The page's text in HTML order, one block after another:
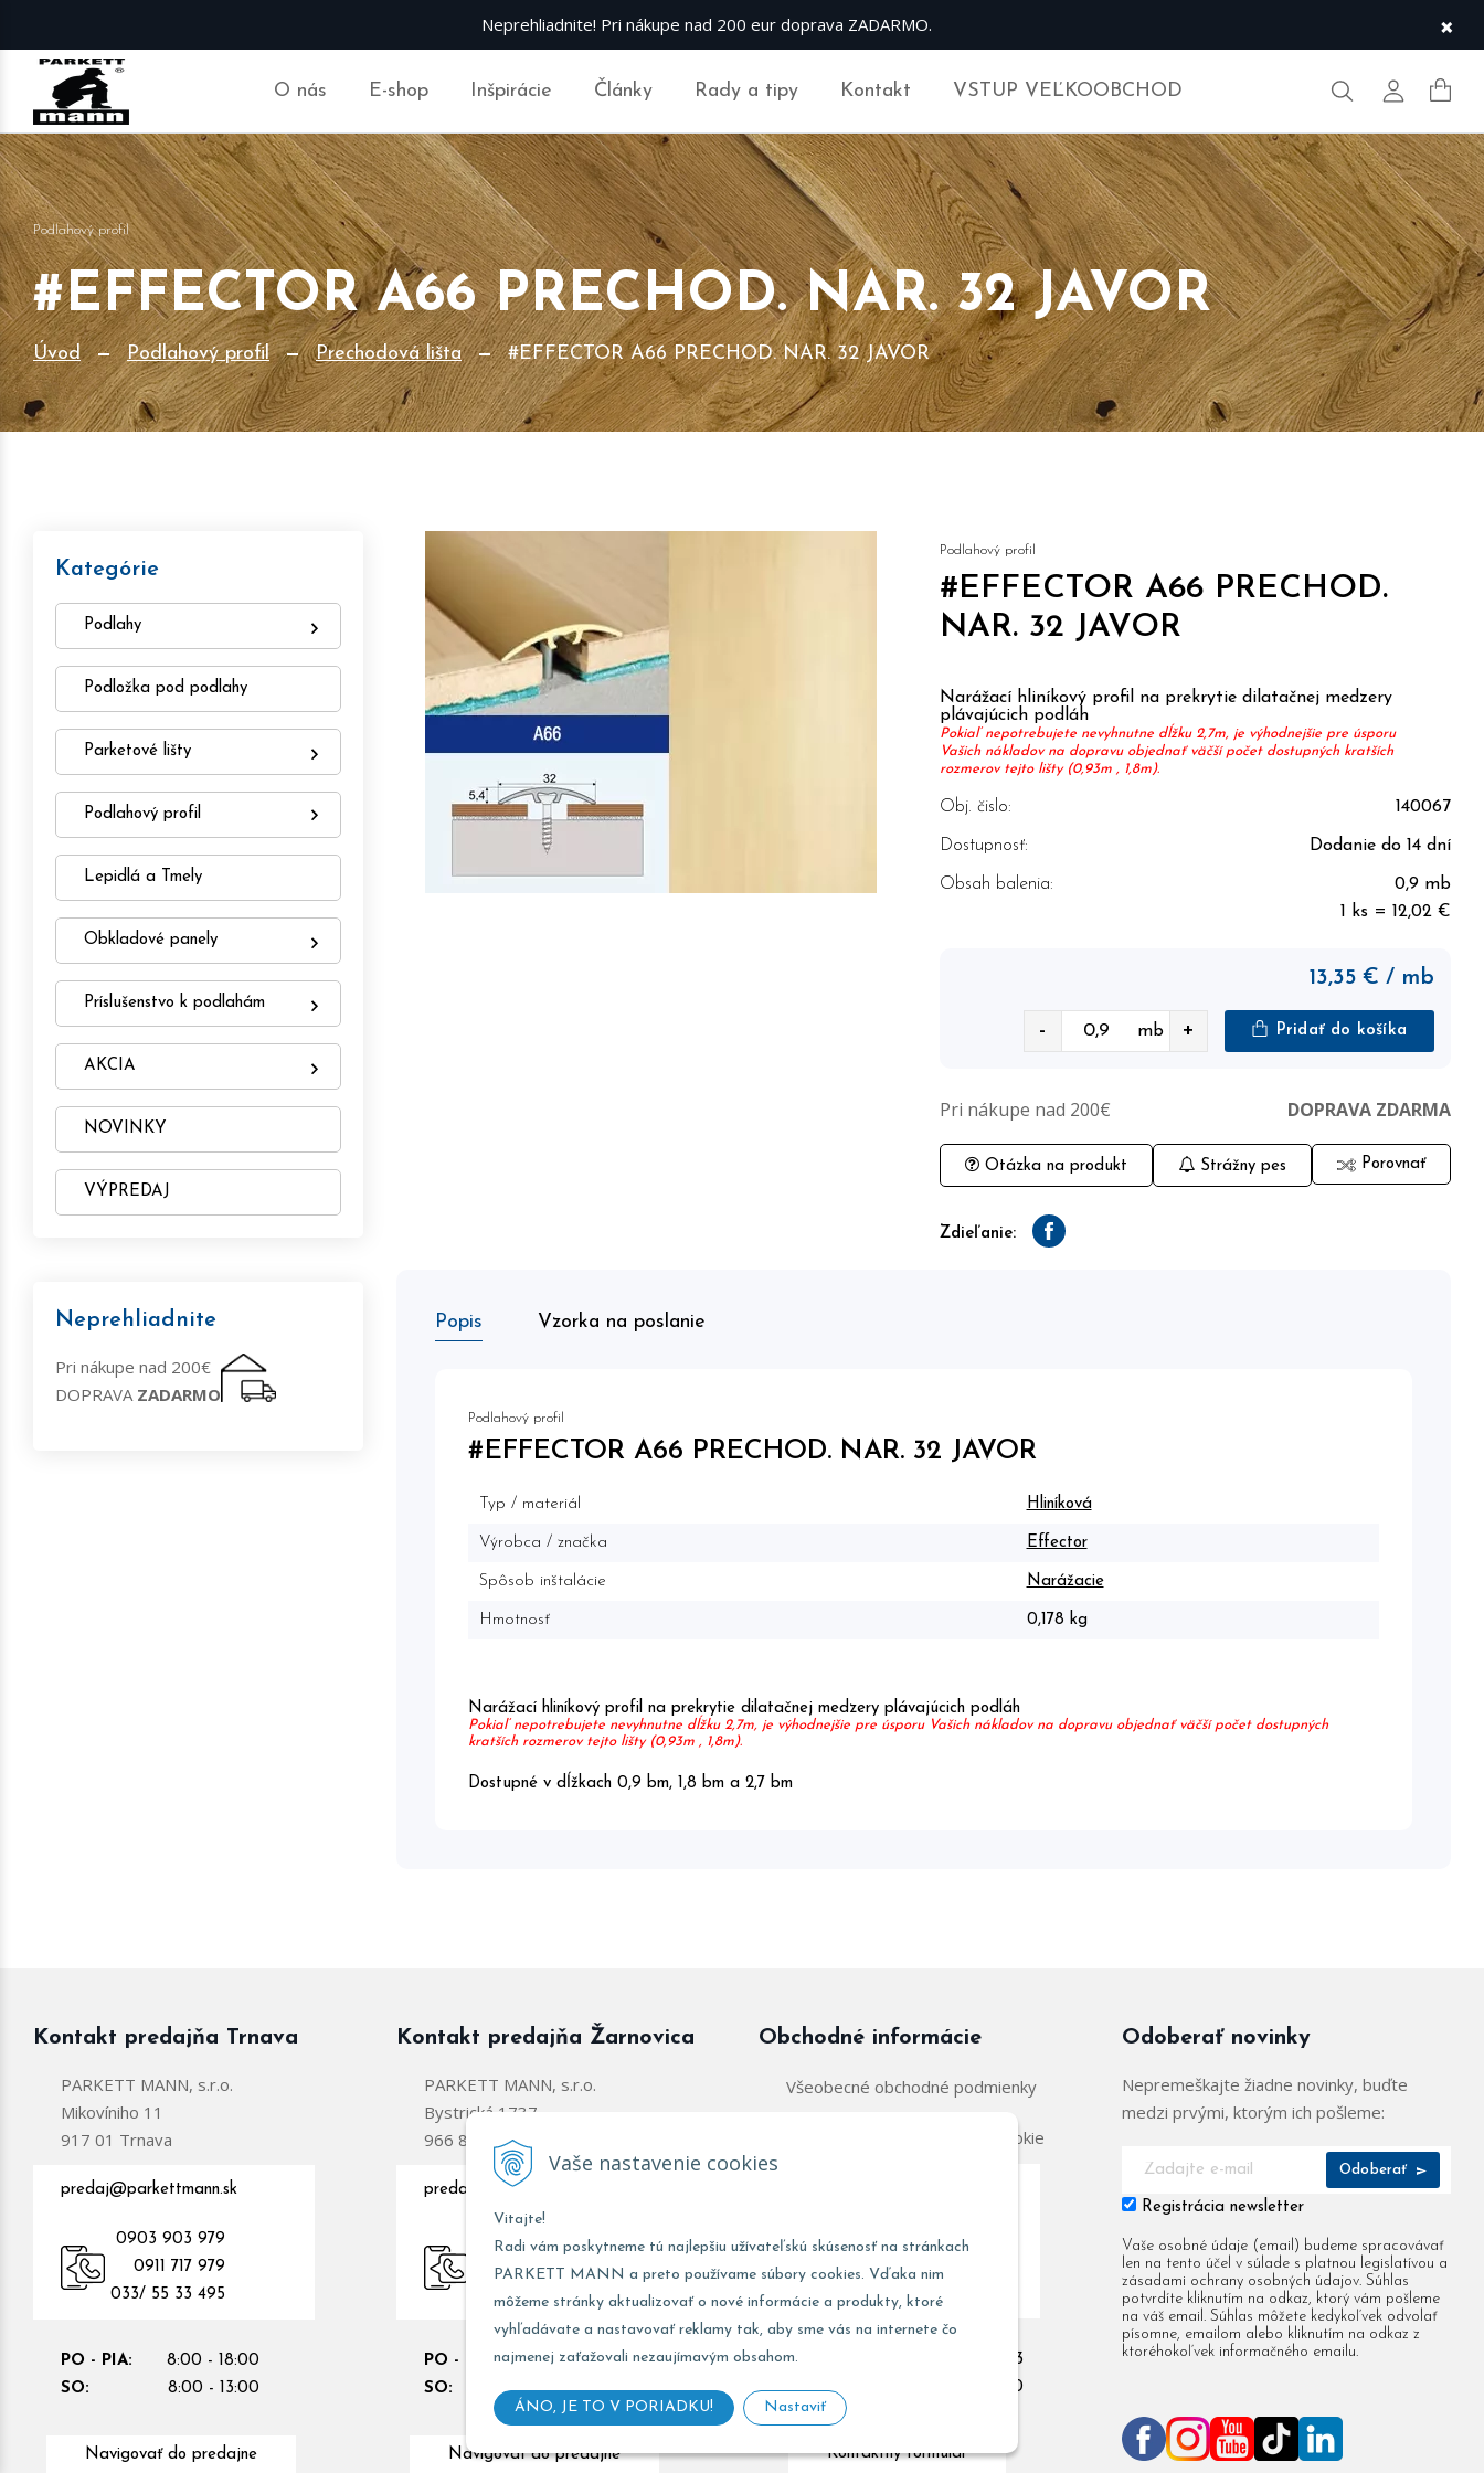
Vaše nastavenie cookies
Vitajte!
Radi vám poskytneme tú najlepšiu užívateľskú skúsenosť na stránkach
PARKETT MANN a preto používame súbory cookies. Vďaka nim
môžeme stránky aktualizovať o nové informácie a produkty, ktoré
vyhľadávate a nastavovať reklamy tak, aby sme vás na internete čo
najmenej zaťažovali nezaujímavým obsahom.
ÁNO, JE TO V PORIADKU! Nastaviť
Neprehliadnite! Pri nákupe nad 200 eur doprava ZADARMO. ×
O nás E-shop Inšpirácie Články Rady a tipy Kontakt VSTUP VEĽKOOBCHOD Hľadať Môj účet
Podlahový profil
#EFFECTOR A66 PRECHOD. NAR. 32 JAVOR
Úvod Podlahový profil Prechodová lišta #EFFECTOR A66 PRECHOD. NAR. 32 JAVOR
Kategórie
Podlahy
Podložka pod podlahy
Parketové lišty
Podlahový profil
Lepidlá a Tmely
Obkladové panely
Príslušenstvo k podlahám
AKCIA
NOVINKY
VÝPREDAJ
Neprehliadnite
Pri nákupe nad 200€
DOPRAVA ZADARMO
Podlahový profil
#EFFECTOR A66 PRECHOD.
NAR. 32 JAVOR
Narážací hliníkový profil na prekrytie dilatačnej medzery
plávajúcich podláh
Pokiaľ nepotrebujete nevyhnutne dĺžku 2,7m, je výhodnejšie pre úsporu
Vašich nákladov na dopravu objednať väčší počet dostupných kratších
rozmerov tejto lišty (0,93m , 1,8m).
Obj. čislo: 140067
Dostupnosť: Dodanie do 14 dní
Obsah balenia:
0,9 mb
1 ks = 12,02 €
13,35 € / mb
- mb + Pridať do košíka
Pri nákupe nad 200€ DOPRAVA ZDARMA
Otázka na produkt Strážny pes Porovnať
Zdieľanie: Facebook
Popis Vzorka na poslanie
Podlahový profil
#EFFECTOR A66 PRECHOD. NAR. 32 JAVOR
Typ / materiál Hliníková
Výrobca / značka Effector
Spôsob inštalácie Narážacie
Hmotnosť 0,178 kg
Narážací hliníkový profil na prekrytie dilatačnej medzery plávajúcich podláh
Pokiaľ nepotrebujete nevyhnutne dĺžku 2,7m, je výhodnejšie pre úsporu Vašich nákladov na dopravu objednať väčší počet dostupných
kratších rozmerov tejto lišty (0,93m , 1,8m).
Dostupné v dĺžkach 0,9 bm, 1,8 bm a 2,7 bm
Kontakt predajňa Trnava
PARKETT MANN, s.r.o.
Mikovíniho 11
917 01 Trnava
predaj@parkettmann.sk
0903 903 979
0911 717 979
033/ 55 33 495
PO - PIA:
8:00 - 18:00
SO:
8:00 - 13:00
Navigovať do predajne
Kontakt predajňa Žarnovica
PARKETT MANN, s.r.o.
Bystrická 1737
966 81 Žarnovica
predajzc@parkettmann.sk
0911 903 979
0902 907 979
PO - PIA:
8:00 - 17:00
SO:
8:00 - 12:00
Navigovať do predajne
Obchodné informácie
Všeobecné obchodné podmienky
Zásady používania súborov cookie
Stred/Východ:
Západ:
0947 900 904
0903 903 955
Marketing:
0947 900 903
Zásobovanie:
0911 496 080
Kontaktný formulár
Odoberať novinky
Nepremeškajte žiadne novinky, buďte
medzi prvými, ktorým ich pošleme:
Odoberať
Registrácia newsletter
Vaše osobné údaje (email) budeme spracovávať
len na tento účel v súlade s platnou legislatívou a
zásadami ochrany osobných údajov. Súhlas
potvrdíte kliknutím na odkaz, ktorý vám pošleme
na váš email. Súhlas môžete kedykoľvek odvolať
písomne, emailom alebo kliknutím na odkaz z
ktoréhokoľvek informačného emailu.